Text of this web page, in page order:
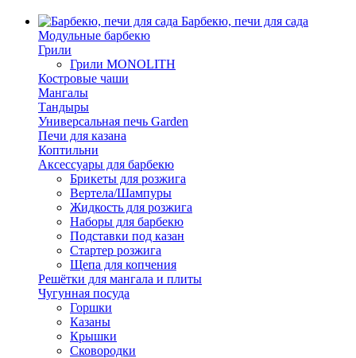
Барбекю, печи для сада
Модульные барбекю
Грили
Грили MONOLITH
Костровые чаши
Мангалы
Тандыры
Универсальная печь Garden
Печи для казана
Коптильни
Аксессуары для барбекю
Брикеты для розжига
Вертела/Шампуры
Жидкость для розжига
Наборы для барбекю
Подставки под казан
Стартер розжига
Щепа для копчения
Решётки для мангала и плиты
Чугунная посуда
Горшки
Казаны
Крышки
Сковородки